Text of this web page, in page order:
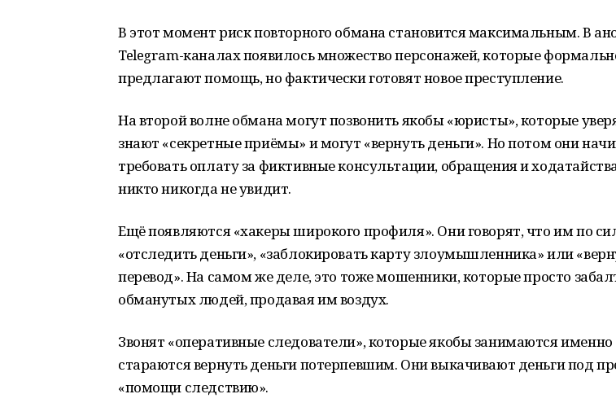
В этот момент риск повторного обмана становится максимальным. В
Telegram-каналах появилось множество персонажей, которые
предлагают помощь, но фактически готовят новое преступление.
На второй волне обмана могут позвонить якобы «юристы», которые
знают «секретные приёмы» и могут «вернуть деньги». Но потом они
требовать оплату за фиктивные консультации, обращения и
никто никогда не увидит.
Ещё появляются «хакеры широкого профиля». Они говорят, что им по
«отследить деньги», «заблокировать карту злоумышленника» или
перевод». На самом же деле, это тоже мошенники, которые просто
обманутых людей, продавая им воздух.
Звонят «оперативные следователи», которые якобы занимаются именно
стараются вернуть деньги потерпевшим. Они выкачивают деньги под
«помощи следствию».